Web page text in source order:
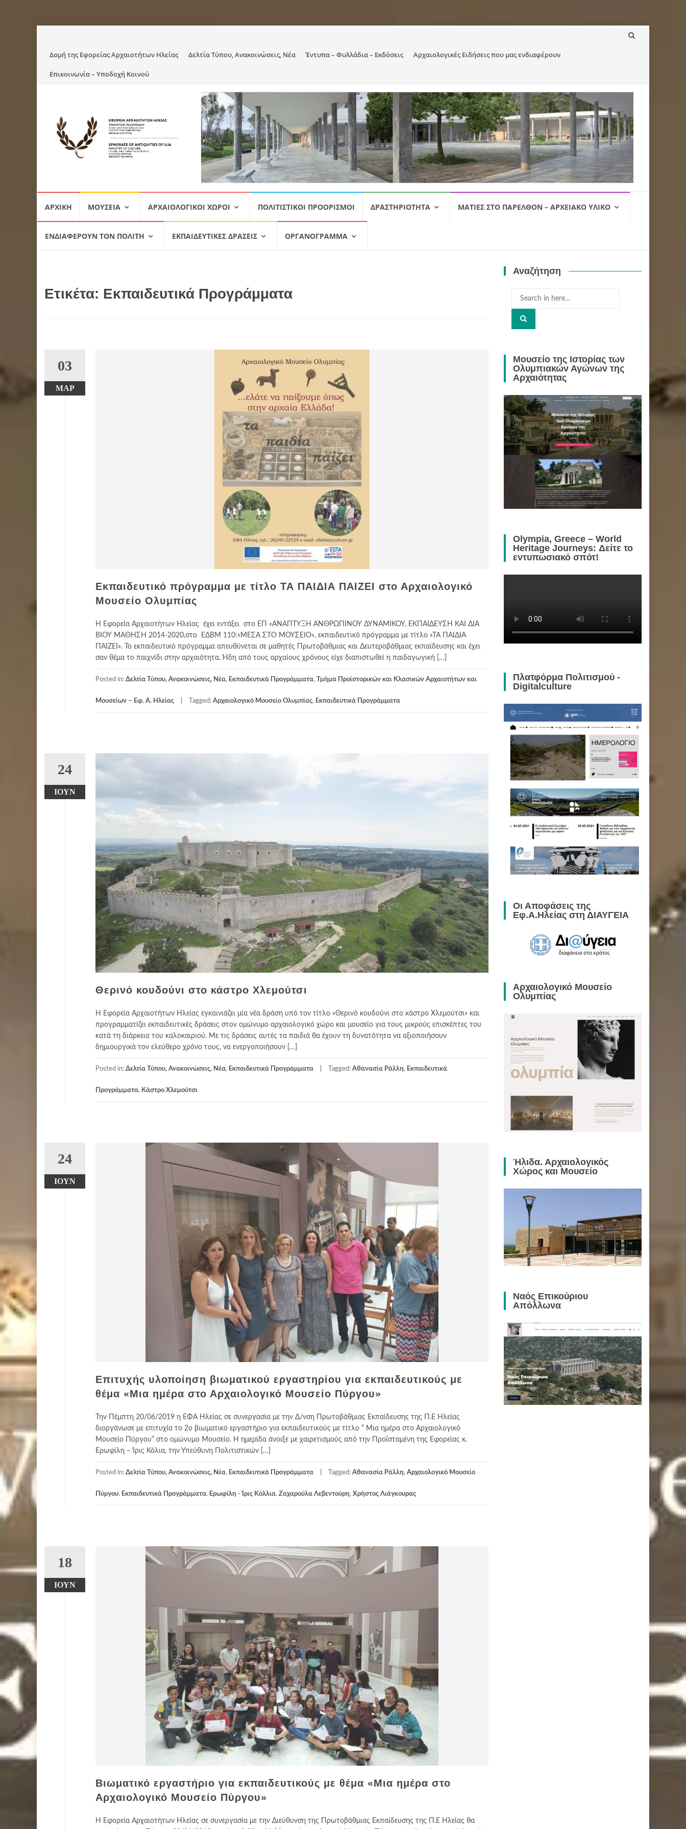
Skip
to
Δομή της Εφορείας Αρχαιοτήτων Ηλείας Δελτία Τύπου, Ανακοινώσεις, Νέα Έντυπα – Φυλλάδια – Εκδόσεις Αρχαιολογικές Ειδήσεις που μας ενδιαφέρουν
Επικοινωνία – Υποδοχή Κοινού
content
ΑΡΧΙΚΉ ΜΟΥΣΕΊΑ ΑΡΧΑΙΟΛΟΓΙΚΟΊ ΧΏΡΟΙ ΠΟΛΙΤΙΣΤΙΚΟΊ ΠΡΟΟΡΙΣΜΟΊ ΔΡΑΣΤΗΡΙΌΤΗΤΑ ΜΑΤΙΈΣ ΣΤΟ ΠΑΡΕΛΘΌΝ – ΑΡΧΕΙΑΚΌ ΥΛΙΚΌ
ΕΝΔΙΑΦΈΡΟΥΝ ΤΟΝ ΠΟΛΊΤΗ ΕΚΠΑΙΔΕΥΤΙΚΈΣ ΔΡΆΣΕΙΣ ΟΡΓΑΝΌΓΡΑΜΜΑ
Ετικέτα: Εκπαιδευτικά Προγράμματα
03
ΜΑΡ
Εκπαιδευτικό πρόγραμμα με τίτλο ΤΑ ΠΑΙΔΙΑ ΠΑΙΖΕΙ στο Αρχαιολογικό
Μουσείο Ολυμπίας
Η Εφορεία Αρχαιοτήτων Ηλείας έχει εντάξει στο ΕΠ «ΑΝΑΠΤΥΞΗ ΑΝΘΡΩΠΙΝΟΥ ΔΥΝΑΜΙΚΟΥ, ΕΚΠΑΙΔΕΥΣΗ ΚΑΙ ΔΙΑ
ΒΙΟΥ ΜΑΘΗΣΗ 2014-2020,στο ΕΔΒΜ 110:«ΜΕΣΑ ΣΤΟ ΜΟΥΣΕΙΟ», εκπαιδευτικό πρόγραμμα με τίτλο «ΤΑ ΠΑΙΔΙΑ
ΠΑΙΖΕΙ». Το εκπαιδευτικό πρόγραμμα απευθύνεται σε μαθητές Πρωτοβάθμιας και Δευτεροβάθμιας εκπαίδευσης και έχει
σαν θέμα το παιχνίδι στην αρχαιότητα. Ήδη από τους αρχαίους χρόνους είχε διαπιστωθεί η παιδαγωγική […]
Posted in: Δελτία Τύπου, Ανακοινώσεις, Νέα, Εκπαιδευτικά Προγράμματα, Τμήμα Προϊστορικών και Κλασικών Αρχαιοτήτων και
Μουσείων – Εφ. Α. Ηλείας Tagged: Αρχαιολογικό Μουσείο Ολυμπίας, Εκπαιδευτικά Προγράμματα
24
ΙΟΎΝ
Θερινό κουδούνι στο κάστρο Χλεμούτσι
Η Εφορεία Αρχαιοτήτων Ηλείας εγκαινιάζει μία νέα δράση υπό τον τίτλο «Θερινό κουδούνι στο κάστρο Χλεμούτσι» και
προγραμματίζει εκπαιδευτικές δράσεις στον ομώνυμο αρχαιολογικό χώρο και μουσείο για τους μικρούς επισκέπτες του
κατά τη διάρκεια του καλοκαιριού. Με τις δράσεις αυτές τα παιδιά θα έχουν τη δυνατότητα να αξιοποιήσουν
δημιουργικά τον ελεύθερο χρόνο τους, να ενεργοποιήσουν […]
Posted in: Δελτία Τύπου, Ανακοινώσεις, Νέα, Εκπαιδευτικά Προγράμματα Tagged: Αθανασία Ράλλη, Εκπαιδευτικά
Προγράμματα, Κάστρο Χλεμούτσι
24
ΙΟΎΝ
Επιτυχής υλοποίηση βιωματικού εργαστηρίου για εκπαιδευτικούς με
θέμα «Μια ημέρα στο Αρχαιολογικό Μουσείο Πύργου»
Την Πέμπτη 20/06/2019 η ΕΦΑ Ηλείας σε συνεργασία με την Δ/νση Πρωτοβάθμιας Εκπαίδευσης της Π.Ε Ηλείας
διοργάνωσε με επιτυχία το 2ο βιωματικό εργαστήριο για εκπαιδευτικούς με τίτλο ” Μια ημέρα στο Αρχαιολογικό
Μουσείο Πύργου” στο ομώνυμο Μουσείο. Η ημερίδα άνοιξε με χαιρετισμούς από την Προϊσταμένη της Εφορείας κ.
Ερωφίλη – Ίρις Κόλια, την Υπεύθυνη Πολιτιστικών […]
Posted in: Δελτία Τύπου, Ανακοινώσεις, Νέα, Εκπαιδευτικά Προγράμματα Tagged: Αθανασία Ράλλη, Αρχαιολογικό Μουσείο
Πύργου, Εκπαιδευτικά Προγράμματα, Ερωφίλη - Ίρις Κόλλια, Ζαχαρούλα Λεβεντούρη, Χρήστος Λιάγκουρας
18
ΙΟΎΝ
Bιωματικό εργαστήριο για εκπαιδευτικούς με θέμα «Μια ημέρα στο
Αρχαιολογικό Μουσείο Πύργου»
Η Εφορεία Αρχαιοτήτων Ηλείας σε συνεργασία με την Διεύθυνση της Πρωτοβάθμιας Εκπαίδευσης της Π.Ε Ηλείας θα
Αναζήτηση
Search
Μουσείο της Ιστορίας των
Ολυμπιακών Αγώνων της
Αρχαιότητας
Olympia, Greece – World
Heritage Journeys: Δείτε το
εντυπωσιακό σπότ!
Πλατφόρμα Πολιτισμού -
Digitalculture
Οι Αποφάσεις της
Εφ.Α.Ηλείας στη ΔΙΑΥΓΕΙΑ
Αρχαιολογικό Μουσείο
Ολυμπίας
Ήλιδα. Αρχαιολογικός
Χώρος και Μουσείο
Ναός Επικούριου
Απόλλωνα